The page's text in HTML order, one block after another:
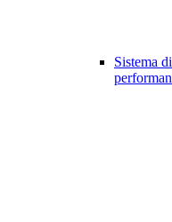
Sistema